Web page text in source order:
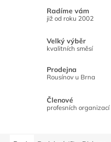
Radíme vám
již od roku 2002
Velký výběr
kvalitních směsí
Prodejna
Rousínov u Brna
Členové
profesních organizací